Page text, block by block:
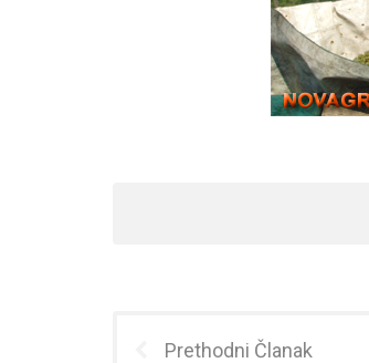
Prethodni Članak